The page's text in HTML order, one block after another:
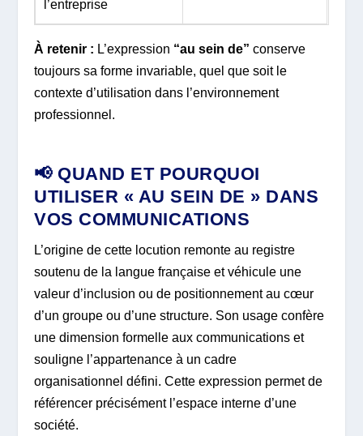
l’entreprise
À retenir : L’expression “au sein de” conserve
toujours sa forme invariable, quel que soit le
contexte d’utilisation dans l’environnement
professionnel.
📢 QUAND ET POURQUOI
UTILISER « AU SEIN DE » DANS
VOS COMMUNICATIONS
L’origine de cette locution remonte au registre
soutenu de la langue française et véhicule une
valeur d’inclusion ou de positionnement au cœur
d’un groupe ou d’une structure. Son usage confère
une dimension formelle aux communications et
souligne l’appartenance à un cadre
organisationnel défini. Cette expression permet de
référencer précisément l’espace interne d’une
société.